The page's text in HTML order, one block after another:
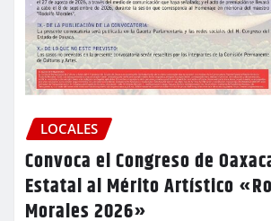
LOCALES
Convoca el Congreso de
Estatal al Mérito Artístico
Morales 2026»